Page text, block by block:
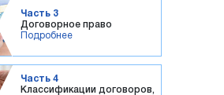
Часть 3
Договорное право
Подробнее
Часть 4
Классификации договоров,